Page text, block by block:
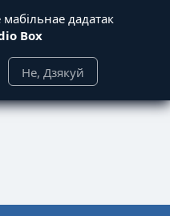
дадатак
Box
Не, Дзякуй